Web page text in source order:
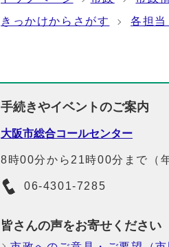
きっかけからさがす
各担
手続きやイベントのご案内
大阪市総合コールセンター
8時00分から21時00分まで（
06-4301-7285
皆さんの声をお寄せください